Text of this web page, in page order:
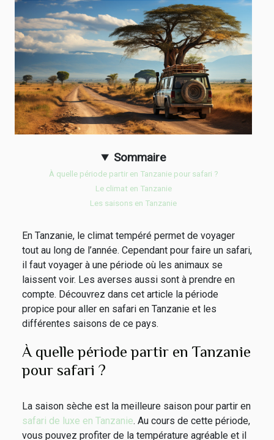
Sommaire
À quelle période partir en Tanzanie pour safari ?
Le climat en Tanzanie
Les saisons en Tanzanie
En Tanzanie, le climat tempéré permet de voyager
tout au long de l’année. Cependant pour faire un safari,
il faut voyager à une période où les animaux se
laissent voir. Les averses aussi sont à prendre en
compte. Découvrez dans cet article la période
propice pour aller en safari en Tanzanie et les
différentes saisons de ce pays.
À quelle période partir en Tanzanie
pour safari ?
La saison sèche est la meilleure saison pour partir en
safari de luxe en Tanzanie. Au cours de cette période,
vous pouvez profiter de la température agréable et il